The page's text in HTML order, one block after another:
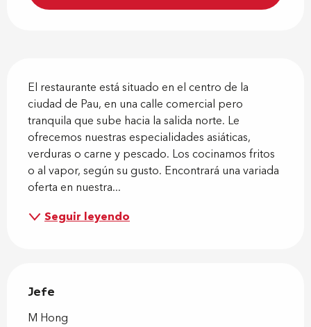
El restaurante está situado en el centro de la
ciudad de Pau, en una calle comercial pero
tranquila que sube hacia la salida norte. Le
ofrecemos nuestras especialidades asiáticas,
verduras o carne y pescado. Los cocinamos fritos
o al vapor, según su gusto. Encontrará una variada
oferta en nuestra...
Seguir leyendo
Jefe
Jefe
M Hong